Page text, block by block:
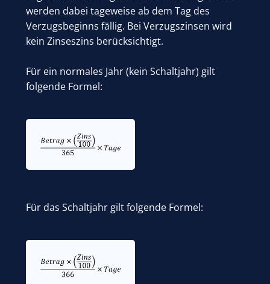
werden dabei tageweise ab dem Tag des
Verzugsbeginns fällig. Bei Verzugszinsen wird
kein Zinseszins berücksichtigt.
Für ein normales Jahr (kein Schaltjahr) gilt
folgende Formel:
Für das Schaltjahr gilt folgende Formel: